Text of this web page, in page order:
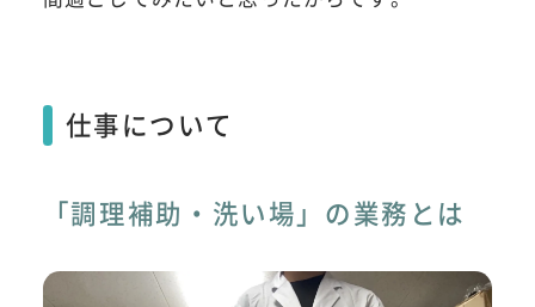
仕事について
「調理補助・洗い場」の業務とは